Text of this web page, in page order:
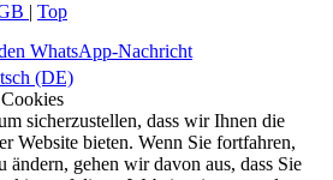
| Top
WhatsApp-Nachricht
(DE)
sicherzustellen, dass wir Ihnen die
Website bieten. Wenn Sie fortfahren,
ändern, gehen wir davon aus, dass Sie